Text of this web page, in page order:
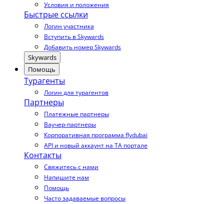
Условия и положения
Быстрые ссылки
Логин участника
Вступить в Skywards
Добавить номер Skywards
Skywards
Помощь
Турагенты
Логин для турагентов
Партнеры
Платежные партнеры
Ваучер-партнеры
Корпоративная программа flydubai
API и новый аккаунт на TA портале
Контакты
Свяжитесь с нами
Напишите нам
Помощь
Часто задаваемые вопросы